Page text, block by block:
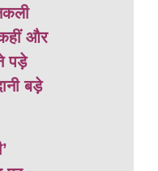
और
पड़े
बड़े